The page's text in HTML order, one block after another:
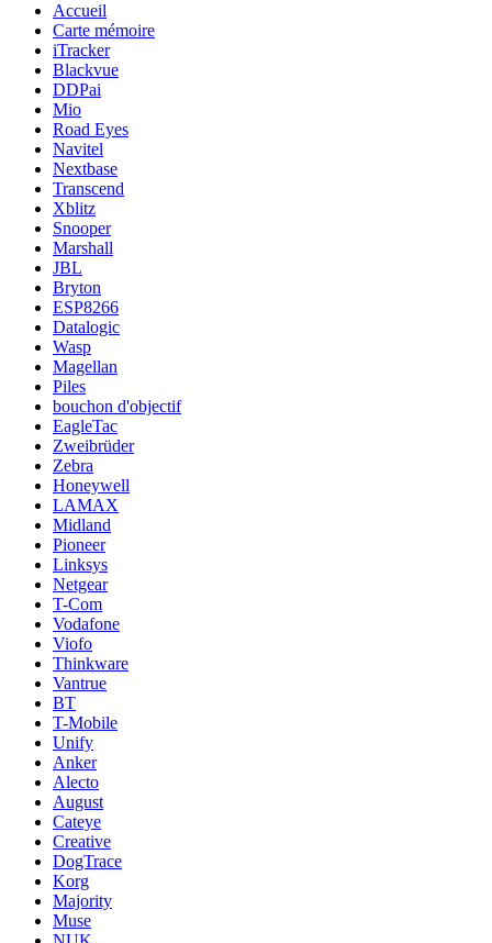
Accueil
Carte mémoire
iTracker
Blackvue
DDPai
Mio
Road Eyes
Navitel
Nextbase
Transcend
Xblitz
Snooper
Marshall
JBL
Bryton
ESP8266
Datalogic
Wasp
Magellan
Piles
bouchon d'objectif
EagleTac
Zweibrüder
Zebra
Honeywell
LAMAX
Midland
Pioneer
Linksys
Netgear
T-Com
Vodafone
Viofo
Thinkware
Vantrue
BT
T-Mobile
Unify
Anker
Alecto
August
Cateye
Creative
DogTrace
Korg
Majority
Muse